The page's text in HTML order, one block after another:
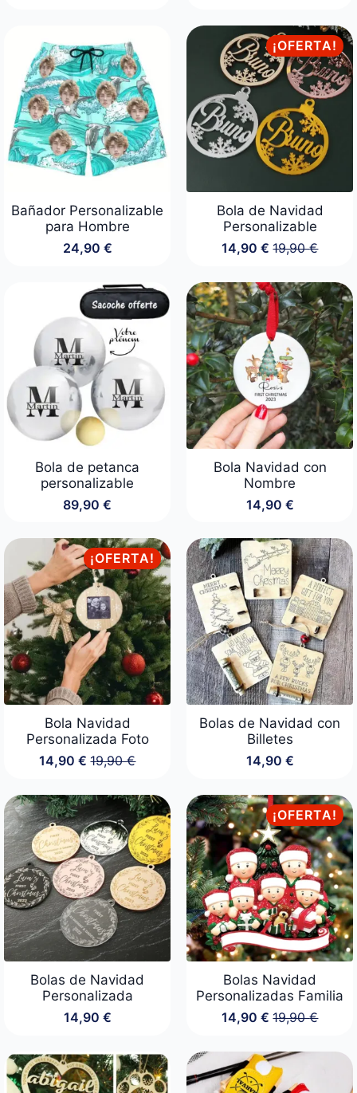
Bañador Personalizable
para Hombre
24,90 €
¡OFERTA!
Bola de Navidad
Personalizable
19,90€
El
original
era:
19,90 €.
14,90 € El
actual
es:
14,90 €.
Bola de petanca
personalizable
89,90 €
Bola Navidad con
Nombre
14,90 €
¡OFERTA!
Bola Navidad
Personalizada Foto
19,90€
El
original
era:
19,90 €.
14,90 € El
actual
es:
14,90 €.
Bolas de Navidad con
Billetes
14,90 €
Bolas de Navidad
Personalizada
14,90 €
¡OFERTA!
Bolas Navidad
Personalizadas Familia
19,90€
El
original
era:
19,90 €.
14,90 € El
actual
es:
14,90 €.